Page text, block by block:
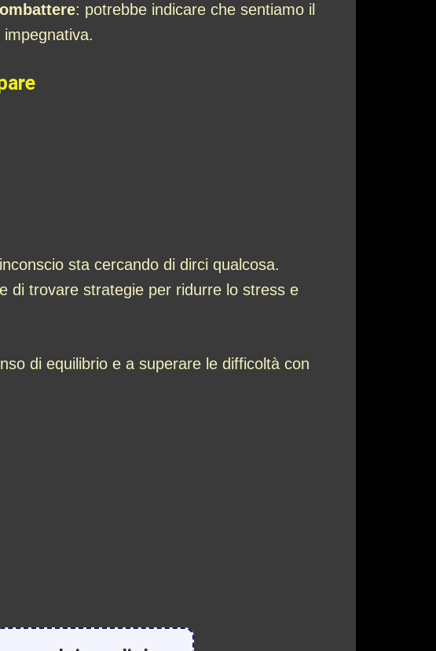
: potrebbe indicare che sentiamo il
sta cercando di dirci qualcosa.
di trovare strategie per ridurre lo stress e
di equilibrio e a superare le difficoltà con